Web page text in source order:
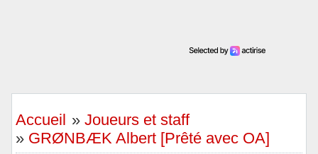
Accueil »Joueurs et staff
» GRØNBÆK Albert [Prêté avec OA]